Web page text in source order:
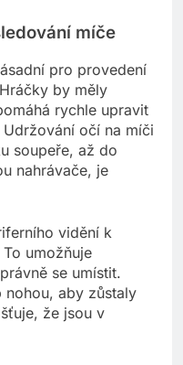
míče
pro provedení
by měly
rychle upravit
očí na míči
soupeře, až do
nahrávače, je
vidění k
umožňuje
se umístit.
aby zůstaly
že jsou v